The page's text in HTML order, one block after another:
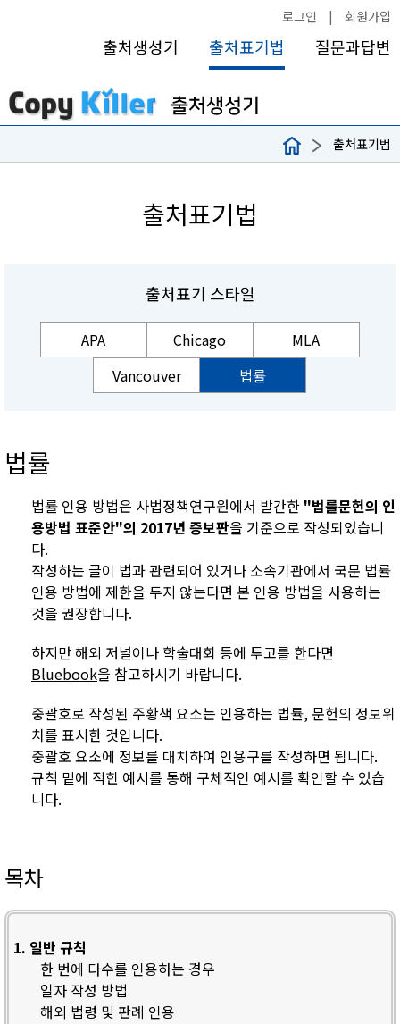
로그인 | 회원가입
출처생성기 출처표기법 질문과답변
출처표기법
출처표기법
출처표기 스타일
APA Chicago
MLA
Vancouver
법률
법률
법률 인용 방법은 사법정책연구원에서 발간한 "법률문헌의 인
용방법 표준안"의 2017년 증보판을 기준으로 작성되었습니
다.
작성하는 글이 법과 관련되어 있거나 소속기관에서 국문 법률
인용 방법에 제한을 두지 않는다면 본 인용 방법을 사용하는
것을 권장합니다.
하지만 해외 저널이나 학술대회 등에 투고를 한다면
Bluebook을 참고하시기 바랍니다.
중괄호로 작성된 주황색 요소는 인용하는 법률, 문헌의 정보위
치를 표시한 것입니다.
중괄호 요소에 정보를 대치하여 인용구를 작성하면 됩니다.
규칙 밑에 적힌 예시를 통해 구체적인 예시를 확인할 수 있습
니다.
목차
1. 일반 규칙
한 번에 다수를 인용하는 경우
일자 작성 방법
해외 법령 및 판례 인용